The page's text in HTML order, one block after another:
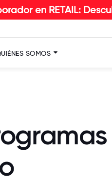
Descubrí las
SOMOS